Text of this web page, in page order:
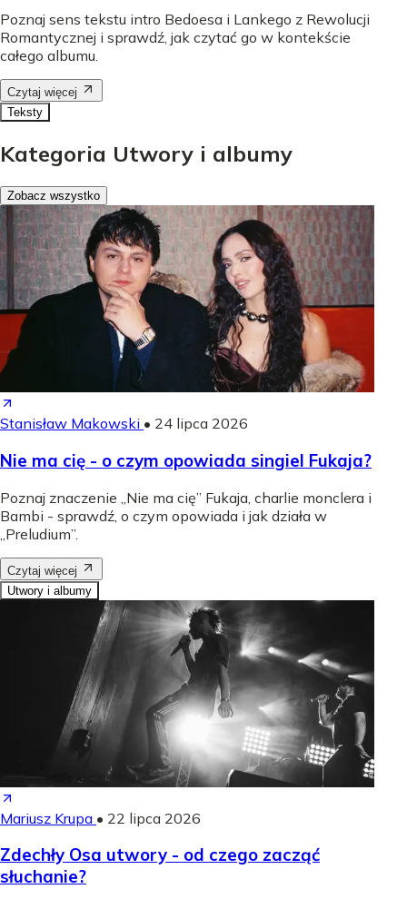
Poznaj sens tekstu intro Bedoesa i Lankego z Rewolucji
Romantycznej i sprawdź, jak czytać go w kontekście
całego albumu.
Czytaj więcej
Teksty
Kategoria Utwory i albumy
Zobacz wszystko
Stanisław Makowski • 24 lipca 2026
Nie ma cię - o czym opowiada singiel Fukaja?
Poznaj znaczenie „Nie ma cię” Fukaja, charlie monclera i
Bambi - sprawdź, o czym opowiada i jak działa w
„Preludium”.
Czytaj więcej
Utwory i albumy
Mariusz Krupa • 22 lipca 2026
Zdechły Osa utwory - od czego zacząć
słuchanie?